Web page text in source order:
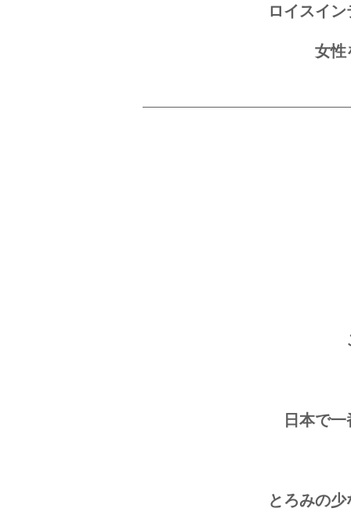
ロイスイ
女性
日本で
とろみの